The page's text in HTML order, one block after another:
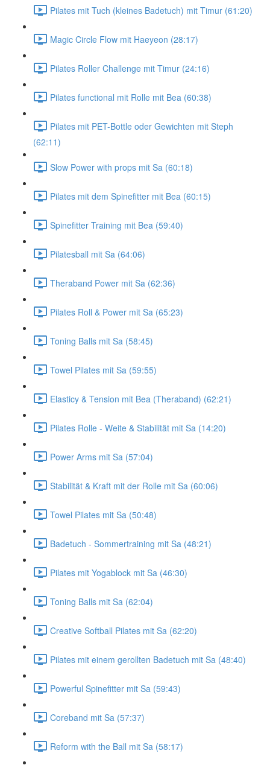
Pilates mit Tuch (kleines Badetuch) mit Timur (61:20)
Magic Circle Flow mit Haeyeon (28:17)
Pilates Roller Challenge mit Timur (24:16)
Pilates functional mit Rolle mit Bea (60:38)
Pilates mit PET-Bottle oder Gewichten mit Steph
(62:11)
Slow Power with props mit Sa (60:18)
Pilates mit dem Spinefitter mit Bea (60:15)
Spinefitter Training mit Bea (59:40)
Pilatesball mit Sa (64:06)
Theraband Power mit Sa (62:36)
Pilates Roll & Power mit Sa (65:23)
Toning Balls mit Sa (58:45)
Towel Pilates mit Sa (59:55)
Elasticy & Tension mit Bea (Theraband) (62:21)
Pilates Rolle - Weite & Stabilität mit Sa (14:20)
Power Arms mit Sa (57:04)
Stabilität & Kraft mit der Rolle mit Sa (60:06)
Towel Pilates mit Sa (50:48)
Badetuch - Sommertraining mit Sa (48:21)
Pilates mit Yogablock mit Sa (46:30)
Toning Balls mit Sa (62:04)
Creative Softball Pilates mit Sa (62:20)
Pilates mit einem gerollten Badetuch mit Sa (48:40)
Powerful Spinefitter mit Sa (59:43)
Coreband mit Sa (57:37)
Reform with the Ball mit Sa (58:17)